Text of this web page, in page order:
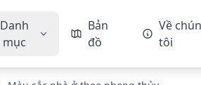
Danh
mục
Bản
đồ
Về
tôi